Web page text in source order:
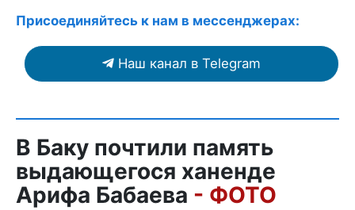
Присоединяйтесь к нам в мессенджерах:
Наш канал в Telegram
В Баку почтили память
выдающегося ханенде
Арифа Бабаева - ФОТО